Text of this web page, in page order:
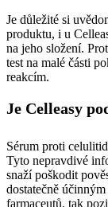
Je důležité si
produktu, i u
na jeho složení.
test na malé části
reakcím.
Je Celleasy
Sérum proti
Tyto nepravdivé
snaží poškodit
dostatečně
farmaceutů, tak